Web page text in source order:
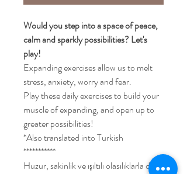
Would you step into a space of peace,
calm and sparkly possibilities? Let's
play!
Expanding exercises allow us to melt
stress, anxiety, worry and fear.
Play these daily exercises to build your
muscle of expanding, and open up to
greater possibilities!
*Also translated into Turkish
***********
Huzur, sakinlik ve ışıltılı olasılıklarla dolu